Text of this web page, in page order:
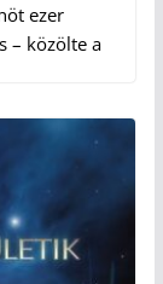
ezer
– közölte a